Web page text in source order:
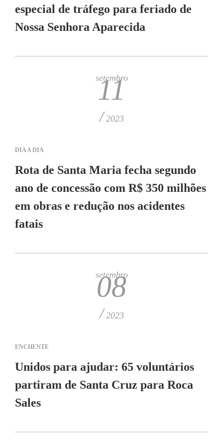
especial de tráfego para feriado de
Nossa Senhora Aparecida
setembro
11
/ 2023
DIA A DIA
Rota de Santa Maria fecha segundo
ano de concessão com R$ 350 milhões
em obras e redução nos acidentes
fatais
setembro
08
/ 2023
ENCHENTE
Unidos para ajudar: 65 voluntários
partiram de Santa Cruz para Roca
Sales